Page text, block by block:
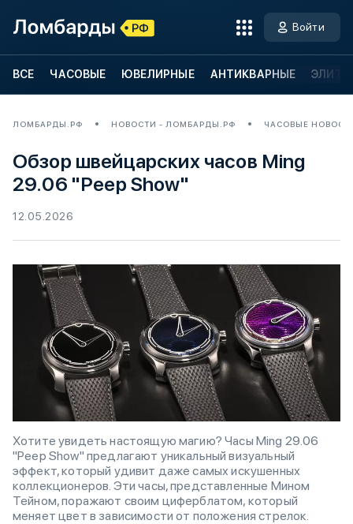
Войти
ВСЕ ЧАСОВЫЕ ЮВЕЛИРНЫЕ АНТИКВАРНЫЕ
ЛОМБАРДЫ.РФ НОВОСТИ - ЛОМБАРДЫ.РФ ЧАСОВЫЕ
Обзор швейцарских часов Ming
29.06 "Peep Show"
12.05.2026
Хотите увидеть настоящую магию? Часы Ming 29.06
"Peep Show" предлагают уникальный визуальный
эффект, который удивит даже самых искушенных
коллекционеров. Эти часы, представленные Мином
Тейном, поражают своим циферблатом, который
меняет цвет в зависимости от положения стрелок.